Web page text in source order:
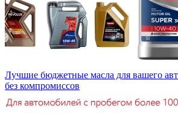
Лучшие бюджетные масла для вашего
без компромиссов